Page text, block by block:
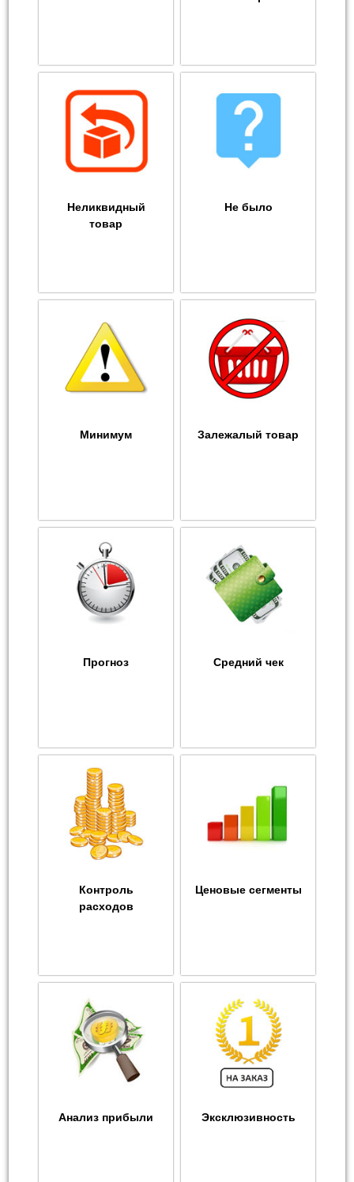
Неликвидный
товар
Не было
Минимум Залежалый товар
Прогноз Средний чек
Контроль
расходов
Ценовые сегменты
Анализ прибыли Эксклюзивность